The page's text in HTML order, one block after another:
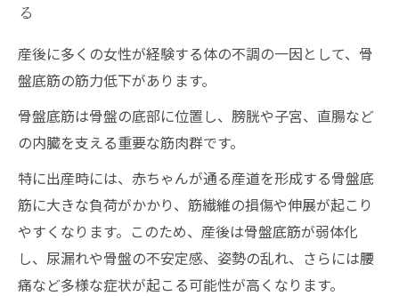
る
産後に多くの女性が経験する体の不調の一因として、骨
盤底筋の筋力低下があります。
骨盤底筋は骨盤の底部に位置し、膀胱や子宮、直腸など
の内臓を支える重要な筋肉群です。
特に出産時には、赤ちゃんが通る産道を形成する骨盤底
筋に大きな負荷がかかり、筋繊維の損傷や伸展が起こり
やすくなります。このため、産後は骨盤底筋が弱体化
し、尿漏れや骨盤の不安定感、姿勢の乱れ、さらには腰
痛など多様な症状が起こる可能性が高くなります。